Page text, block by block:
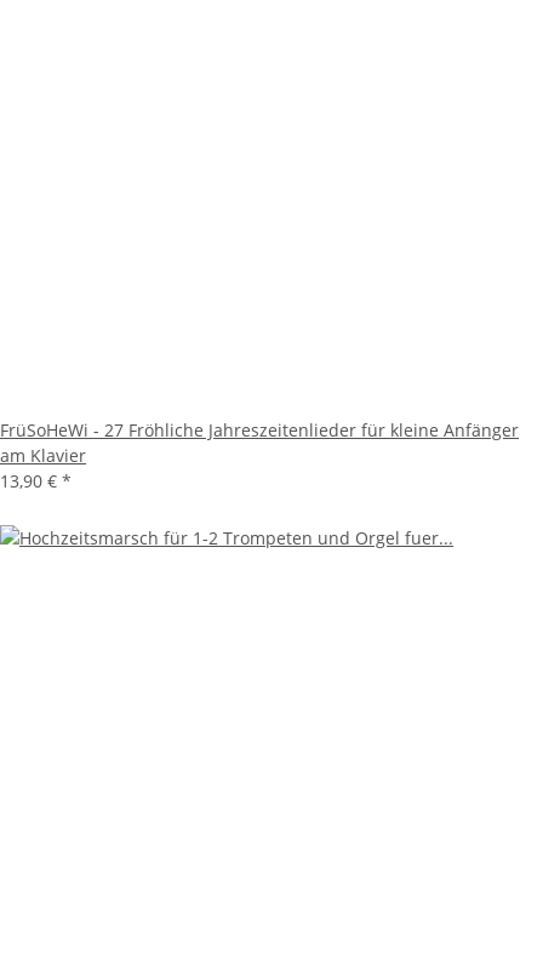
FrüSoHeWi - 27 Fröhliche Jahreszeitenlieder für kleine Anfänger
am Klavier
13,90 € *